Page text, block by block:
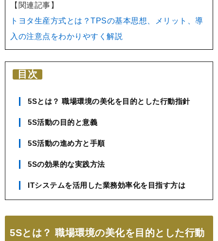
【関連記事】
トヨタ生産方式とは？TPSの基本思想、メリット、導
入の注意点をわかりやすく解説
目次
5Sとは？ 職場環境の美化を目的とした行動指針
5S活動の目的と意義
5S活動の進め方と手順
5Sの効果的な実践方法
ITシステムを活用した業務効率化を目指す方は
5Sとは？ 職場環境の美化を目的とした行動